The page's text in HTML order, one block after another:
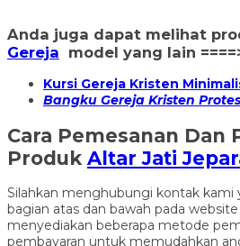
Anda juga dapat melihat
Gereja model yang lain
Kursi Gereja Kristen
Bangku Gereja Kristen
Cara Pemesanan Dan
Produk Altar Jati
Silahkan menghubungi kontak kami
bagian atas dan bawah pada
menyediakan beberapa metode
pembayaran untuk memudahkan